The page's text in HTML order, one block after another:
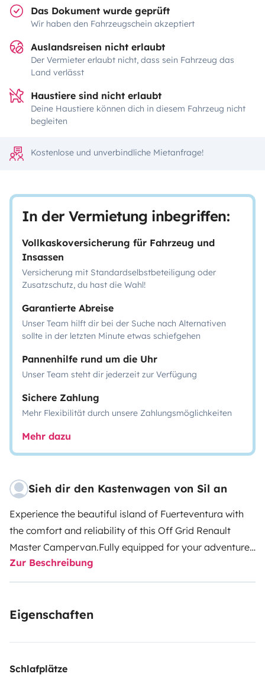
Das Dokument wurde geprüft
Wir haben den Fahrzeugschein akzeptiert
Auslandsreisen nicht erlaubt
Der Vermieter erlaubt nicht, dass sein Fahrzeug das
Land verlässt
Haustiere sind nicht erlaubt
Deine Haustiere können dich in diesem Fahrzeug nicht
begleiten
Kostenlose und unverbindliche Mietanfrage!
In der Vermietung inbegriffen:
Vollkaskoversicherung für Fahrzeug und
Insassen
Versicherung mit Standardselbstbeteiligung oder
Zusatzschutz, du hast die Wahl!
Garantierte Abreise
Unser Team hilft dir bei der Suche nach Alternativen
sollte in der letzten Minute etwas schiefgehen
Pannenhilfe rund um die Uhr
Unser Team steht dir jederzeit zur Verfügung
Sichere Zahlung
Mehr Flexibilität durch unsere Zahlungsmöglichkeiten
Mehr dazu
Sieh dir den Kastenwagen von Sil an
Experience the beautiful island of Fuerteventura with
the comfort and reliability of this Off Grid Renault
Master Campervan.Fully equipped for your adventure:
a large compressor fridge to keep your drinks cold, an
indoor and outdoor shower with a large water capacity
a cozy interior that invites you to relax and enjoy this
beautiful place. Just pick your favorite spot or explore
Zur Beschreibung
Eigenschaften
Schlafplätze